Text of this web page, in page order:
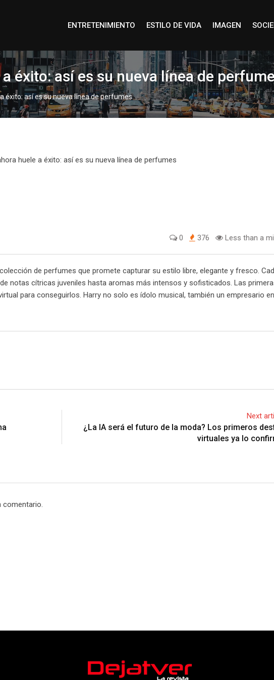
ENTRETENIMIENTO ESTILO DE VIDA IMAGEN
éxito: así es su nueva línea de
éxito: así es su nueva línea de perfumes
0 376 Less than a
de perfumes que promete capturar su estilo libre, elegante y fresco.
notas cítricas juveniles hasta aromas más intensos y sofisticados. Las
para conseguirlos. Harry no solo es ídolo musical, también un empresario en
Next
¿La IA será el futuro de la moda? Los primeros
virtuales ya lo
comentario.